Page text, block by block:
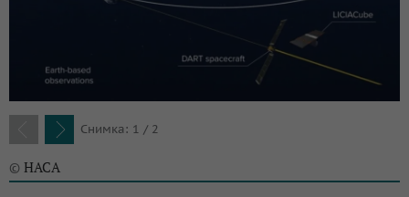
Снимка: 1 / 2
© НАСА